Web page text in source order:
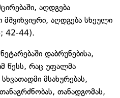
აღდგება
აღდგება სხეული
42-44).
დაბრუნებისა,
წესს, რაც უფალმა
მსახურებას,
თანადგომას,